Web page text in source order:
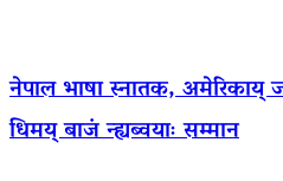
नेपाल भाषा स्नातक, अमेरिकाय्
धिमय् बाजं न्ह्यब्वयाः सम्मान